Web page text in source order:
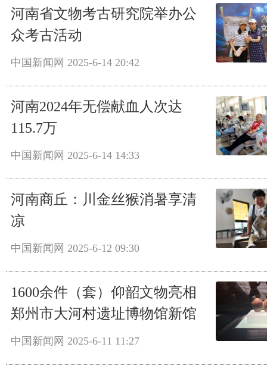
河南省文物考古研究院举办公
众考古活动
中国新闻网 2025-6-14 20:42
河南2024年无偿献血人次达
115.7万
中国新闻网 2025-6-14 14:33
河南商丘：川金丝猴消暑享清
凉
中国新闻网 2025-6-12 09:30
1600余件（套）仰韶文物亮相
郑州市大河村遗址博物馆新馆
中国新闻网 2025-6-11 11:27